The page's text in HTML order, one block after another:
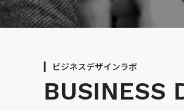
ビジネスデザインラボ
BUSINESS